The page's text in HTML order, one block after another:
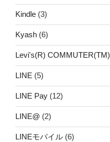
Kindle (3)
Kyash (6)
Levi's(R) COMMUTER(TM)
LINE (5)
LINE Pay (12)
LINE@ (2)
LINEモバイル (6)